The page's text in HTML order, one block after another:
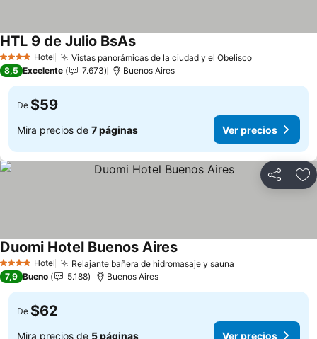
4 EstrellasHotel Vistas panorámicas de la ciudad y el Obelisco
HTL 9 de Julio BsAs
8,5 Excelente 7.673 Buenos Aires
De $59
Mira precios de 7 páginas Ver precios
Compartir
4 EstrellasHotel Relajante bañera de hidromasaje y sauna
Duomi Hotel Buenos Aires
7,9 Bueno 5.188 Buenos Aires
De $62
Mira precios de 5 páginas Ver precios